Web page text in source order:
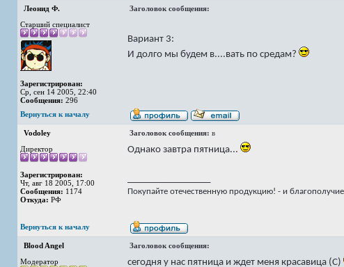
Леонид Ф. Заголовок сообщения:
Старший специалист
Зарегистрирован:
Ср, сен 14 2005, 22:40
Сообщения: 296
Вариант 3:
И долго мы будем в....вать по средам?
Вернуться к началу
Vodoley Заголовок сообщения: в
Директор
Зарегистрирован:
Чт, авг 18 2005, 17:00
Сообщения: 1174
Откуда: РФ
Однако завтра пятница...
Покупайте отечественную продукцию! - и
Вернуться к началу
Blood Angel Заголовок сообщения:
Модератор
сегодня у нас пятница и ждет меня красавица (С)